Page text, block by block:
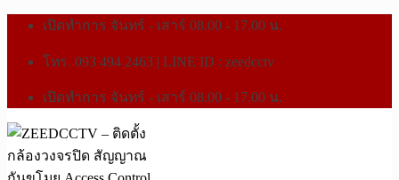
เปิดทำการ จันทร์ - เสาร์ 08.00 - 17.00 น.
โทร. 093 494 2463 | LINE ID : zeedcctv
เปิดทำการ จันทร์ - เสาร์ 08.00 - 17.00 น.